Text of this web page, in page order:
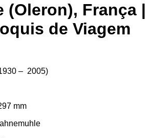
(Oleron), França |
de Viagem
– 2005)
mm